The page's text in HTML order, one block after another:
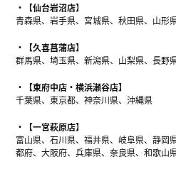
【仙台岩沼店】
青森県、岩手県、宮城県、秋田県、山形
【久喜菖蒲店】
群馬県、埼玉県、新潟県、山梨県、長野
【東府中店・横浜瀬谷店】
千葉県、東京都、神奈川県、沖縄県
【一宮萩原店】
富山県、石川県、福井県、岐阜県、静岡
都府、大阪府、兵庫県、奈良県、和歌山